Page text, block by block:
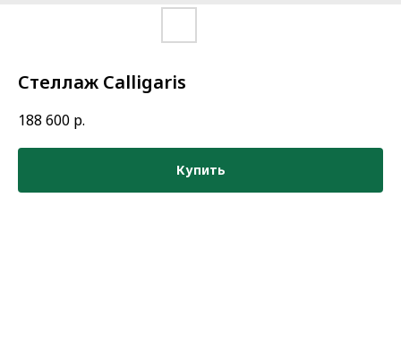
Стеллаж Calligaris
188 600 р.
Купить